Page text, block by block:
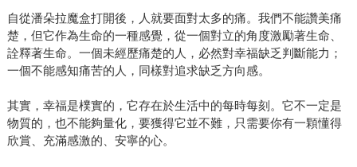
自從潘朵拉魔盒打開後，人就要面對太多的痛。我們不能讚美痛
楚，但它作為生命的一種感覺，從一個對立的角度激勵著生命、
詮釋著生命。一個未經歷痛楚的人，必然對幸福缺乏判斷能力；
一個不能感知痛苦的人，同樣對追求缺乏方向感。
其實，幸福是樸實的，它存在於生活中的每時每刻。它不一定是
物質的，也不能夠量化，要獲得它並不難，只需要你有一顆懂得
欣賞、充滿感激的、安寧的心。